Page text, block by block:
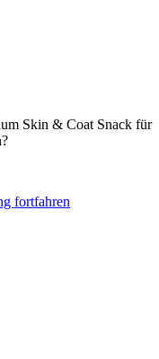
Skin & Coat Snack für
fortfahren